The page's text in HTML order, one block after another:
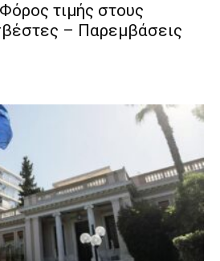
τιμής στους
– Παρεμβάσεις